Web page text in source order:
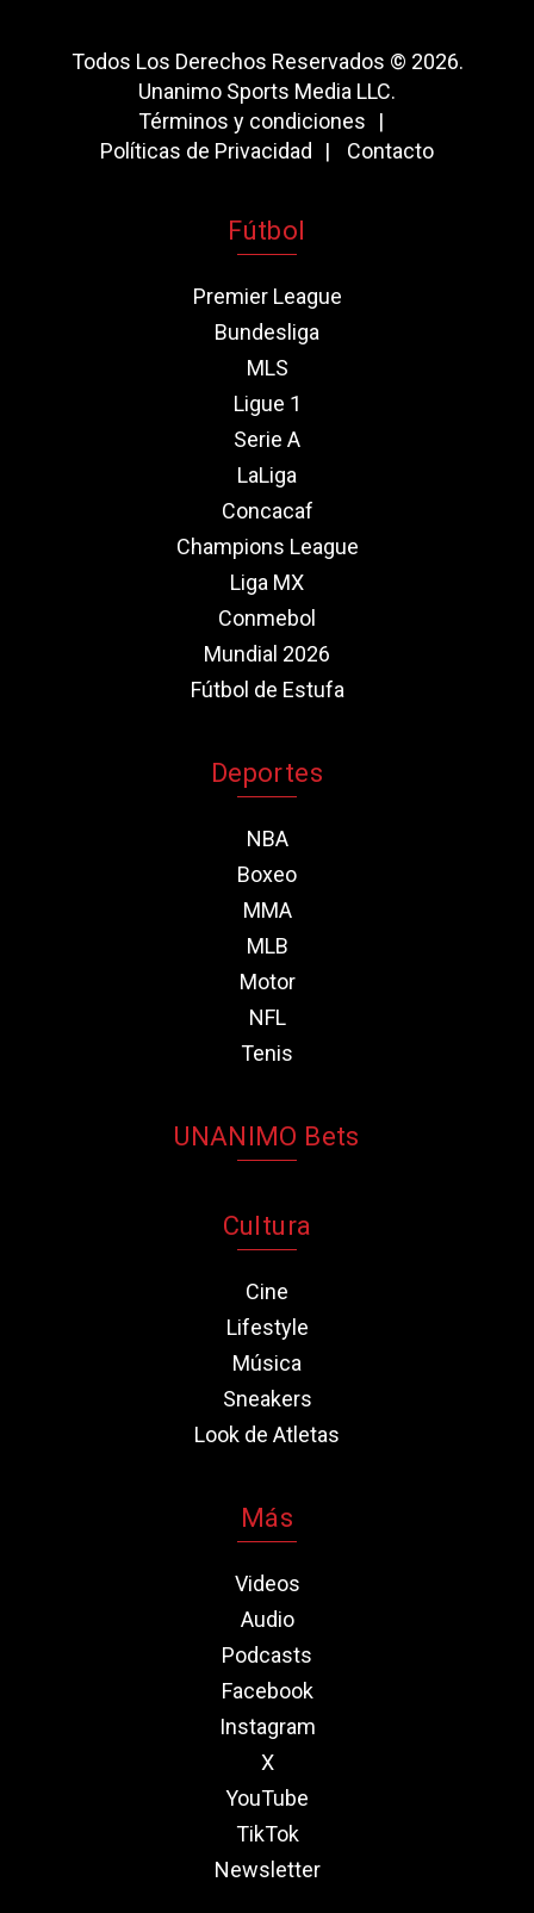
Todos Los Derechos Reservados © 2026.
Unanimo Sports Media LLC.
Términos y condiciones
Políticas de Privacidad
Contacto
Fútbol
Premier League
Bundesliga
MLS
Ligue 1
Serie A
LaLiga
Concacaf
Champions League
Liga MX
Conmebol
Mundial 2026
Fútbol de Estufa
Deportes
NBA
Boxeo
MMA
MLB
Motor
NFL
Tenis
UNANIMO Bets
Cultura
Cine
Lifestyle
Música
Sneakers
Look de Atletas
Más
Videos
Audio
Podcasts
Facebook
Instagram
X
YouTube
TikTok
Newsletter